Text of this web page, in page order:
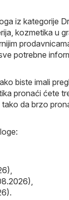
iz kategorije
kozmetika u
potrebne
biste imali
pronaći ćete
da brzo
.